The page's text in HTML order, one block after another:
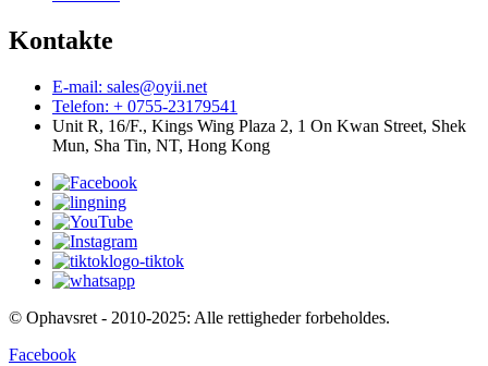
Kontakte
E-mail: sales@oyii.net
Telefon: + 0755-23179541
Unit R, 16/F., Kings Wing Plaza 2, 1 On Kwan Street, Shek
Mun, Sha Tin, NT, Hong Kong
© Ophavsret - 2010-2025: Alle rettigheder forbeholdes.
Facebook